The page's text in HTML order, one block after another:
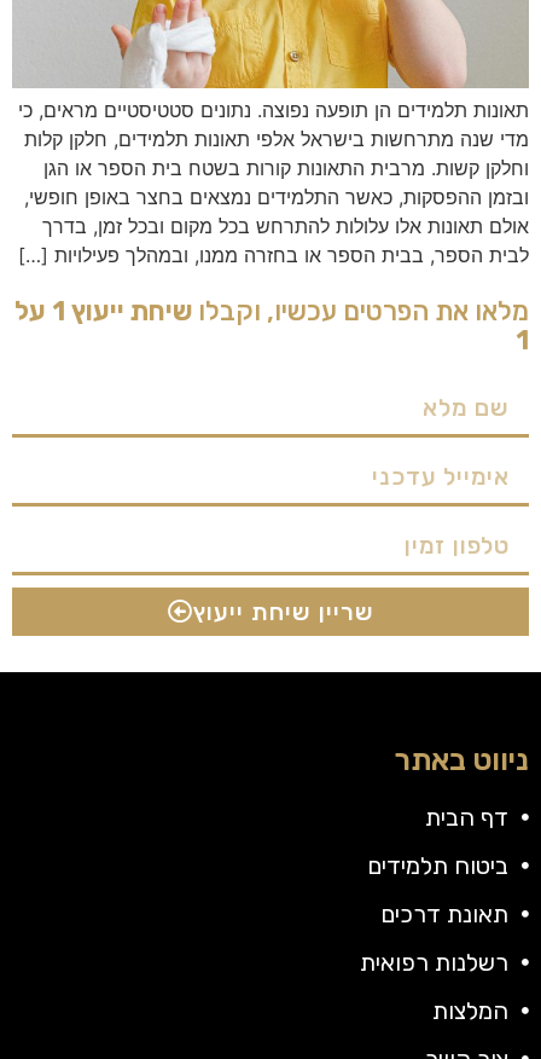
תאונות תלמידים הן תופעה נפוצה. נתונים סטטיסטיים מראים, כי
מדי שנה מתרחשות בישראל אלפי תאונות תלמידים, חלקן קלות
וחלקן קשות. מרבית התאונות קורות בשטח בית הספר או הגן
ובזמן ההפסקות, כאשר התלמידים נמצאים בחצר באופן חופשי,
אולם תאונות אלו עלולות להתרחש בכל מקום ובכל זמן, בדרך
לבית הספר, בבית הספר או בחזרה ממנו, ובמהלך פעילויות […]
מלאו את הפרטים עכשיו, וקבלו
שיחת ייעוץ 1 על
1
שריין שיחת ייעוץ
ניווט באתר
דף הבית
ביטוח תלמידים
תאונת דרכים
רשלנות רפואית
המלצות